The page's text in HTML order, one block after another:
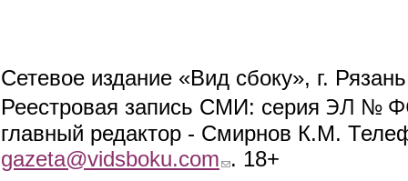
Сетевое издание «Вид сбоку», г.
Реестровая запись СМИ: серия ЭЛ №
главный редактор - Смирнов К.М.
gazeta@vidsboku.com (link sends e-mail)
. 18+